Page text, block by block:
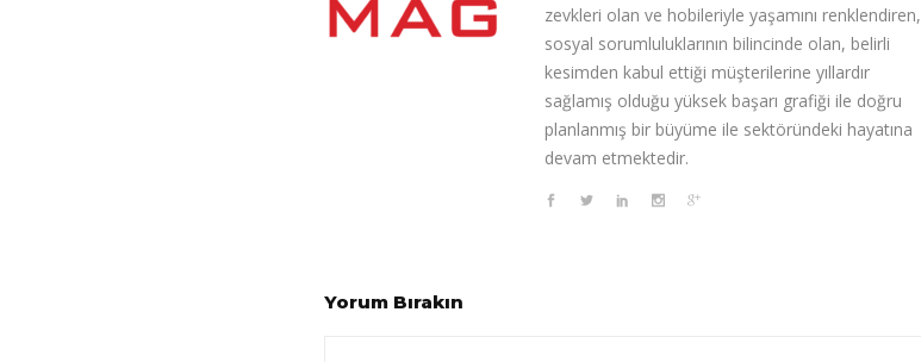
zevkleri olan ve hobileriyle yaşamını renklendiren,
sosyal sorumluluklarının bilincinde olan, belirli
kesimden kabul ettiği müşterilerine yıllardır
sağlamış olduğu yüksek başarı grafiği ile doğru
planlanmış bir büyüme ile sektöründeki hayatına
devam etmektedir.
Yorum Bırakın